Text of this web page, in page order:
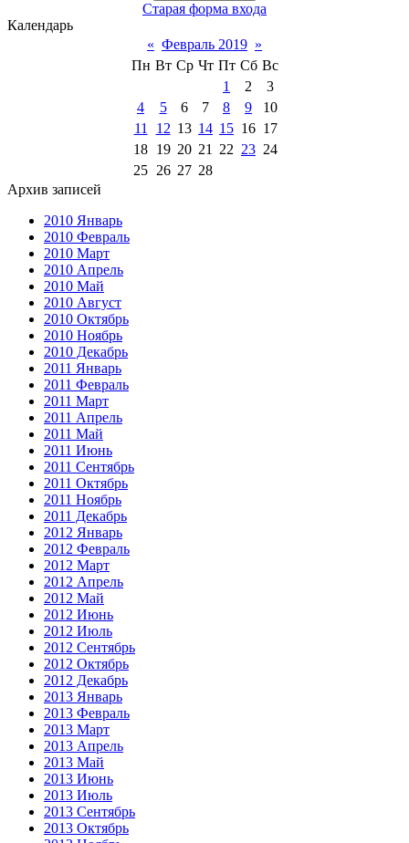
Старая форма входа
Календарь
« Февраль 2019 »
Пн Вт Ср Чт Пт Сб Вс
1
2
3
4
5 6 7 8 9
10
11
12 13 14 15 16 17
18 19 20 21 22 23 24
25 26 27 28
Архив записей
2010 Январь
2010 Февраль
2010 Март
2010 Апрель
2010 Май
2010 Август
2010 Октябрь
2010 Ноябрь
2010 Декабрь
2011 Январь
2011 Февраль
2011 Март
2011 Апрель
2011 Май
2011 Июнь
2011 Сентябрь
2011 Октябрь
2011 Ноябрь
2011 Декабрь
2012 Январь
2012 Февраль
2012 Март
2012 Апрель
2012 Май
2012 Июнь
2012 Июль
2012 Сентябрь
2012 Октябрь
2012 Декабрь
2013 Январь
2013 Февраль
2013 Март
2013 Апрель
2013 Май
2013 Июнь
2013 Июль
2013 Сентябрь
2013 Октябрь